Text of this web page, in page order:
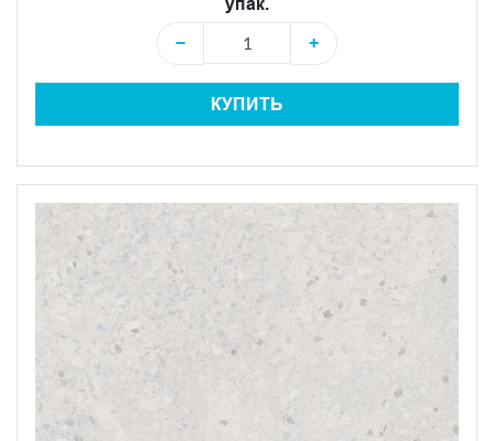
−
+
КУПИТЬ